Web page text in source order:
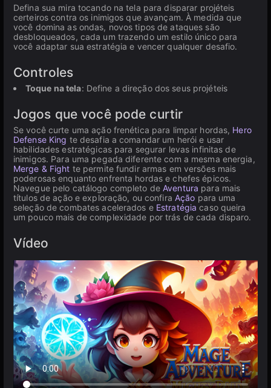
Defina sua mira tocando na tela para disparar projéteis
certeiros contra os inimigos que avançam. À medida que
você domina as ondas, novos tipos de ataques são
desbloqueados, cada um trazendo um estilo único para
você adaptar sua estratégia e vencer qualquer desafio.
Controles
Toque na tela: Define a direção dos seus projéteis
Jogos que você pode curtir
Se você curte uma ação frenética para limpar hordas, Hero
Defense King te desafia a comandar um herói e usar
habilidades estratégicas para segurar levas infinitas de
inimigos. Para uma pegada diferente com a mesma energia,
Merge & Fight te permite fundir armas em versões mais
poderosas enquanto enfrenta hordas e chefes épicos.
Navegue pelo catálogo completo deAventura para mais
títulos de ação e exploração, ou confira Ação para uma
seleção de combates acelerados e Estratégia caso queira
um pouco mais de complexidade por trás de cada disparo.
Vídeo